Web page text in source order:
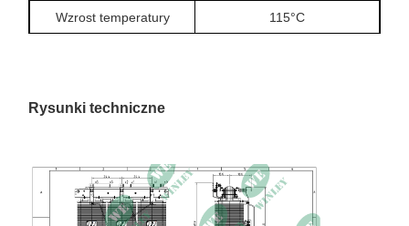
Wzrost temperatury 115°C
Zmiennik
Napięcia z kranu
6555V
Brak utraty obciążenia 2507W
Rysunki techniczne